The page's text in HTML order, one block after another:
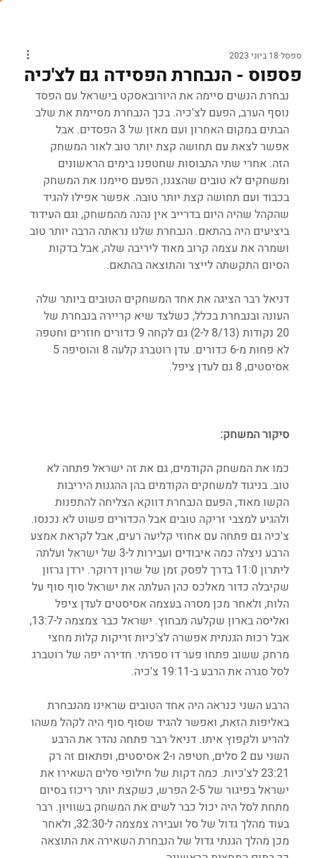
פספוס - הנבחרת הפסידה גם לצ'כיה
ספסל 18 ביוני 2023
נבחרת הנשים סיימה את היורובאסקט בישראל עם הפסד
נוסף הערב, הפעם לצ'כיה. בכך הנבחרת מסיימת את שלב
הבתים במקום האחרון ועם מאזן של 3 הפסדים. אבל
אפשר לצאת עם תחושה קצת יותר טוב לאור המשחק
הזה. אחרי שתי התבוסות שחטפנו בימים הראשונים
ומשחקים לא טובים שהצגנו, הפעם סיימנו את המשחק
בכבוד ועם תחושה קצת יותר טובה. אפשר אפילו להגיד
שהקהל שהיה היום בדרייב אין נהנה מהמשחק, וגם העידוד
ביציעים היה בהתאם. הנבחרת שלנו נראתה הרבה יותר טוב
ושמרה את עצמה קרוב מאוד ליריבה שלה, אבל בדקות
הסיום התקשתה לייצר והתוצאה בהתאם.
דניאל רבר הציגה את אחד המשחקים הטובים ביותר שלה
העונה ובנבחרת בכלל, כשלצד שיא קריירה בנבחרת של
20 נקודות (8/13 ל-2) גם לקחה 9 כדורים חוזרים וחטפה
אסיסטים, 8 גם לעדן ציפל.
סיקור המשחק:
כמו את המשחק הקודמים, גם את זה ישראל פתחה לא
טוב. בניגוד למשחקים הקודמים בהן ההגנות היריבות
הקשו מאוד, הפעם הנבחרת דווקא הצליחה להתפנות
ולהגיע למצבי זריקה טובים אבל הכדורים פשוט לא נכנסו.
צ'כיה גם פתחה עם אחוזי קליעה רעים, אבל לקראת אמצע
הרבע ניצלה כמה איבודים ועבירות ל-3 של ישראל ועלתה
ליתרון 11:0 בדרך לפסק זמן של שרון דרוקר. ירדן גרזון
שקיבלה כדור מאלכס כהן העלתה את ישראל סוף סוף על
הלוח, ולאחר מכן מסרה בעצמה אסיסטים לעדן ציפל
ואליסה בארון שקלעה מבחוץ. ישראל כבר צמצמה ל-13:7,
אבל רכות הגנתית אפשרה לצ'כיות זריקות קלות מחצי
מרחק ששוב פתחו פער דו ספרתי. חדירה יפה של רוטברג
לסל סגרה את הרבע ב-19:11 צ'כיה.
הרבע השני כנראה היה אחד הטובים שראינו מהנבחרת
באליפות הזאת, ואפשר להגיד שסוף סוף היה לקהל משהו
להריע ולקפוץ איתו. דניאל רבר פתחה נהדר את הרבע
השני עם 2 סלים, חטיפה ו-2 אסיסטים, ופתאום זה רק
23:21 לצ'כיות. כמה דקות של חילופי סלים השאירו את
ישראל בפיגור של 2-5 הפרש, כשקצת יותר ריכוז בסיום
מתחת לסל היה יכול כבר לשים את המשחק בשוויון. רבר
בעוד מהלך גדול של סל ועבירה צמצמה ל-32:30, ולאחר
מכן מהלך הגנתי גדול של הנבחרת השאירה את התוצאה